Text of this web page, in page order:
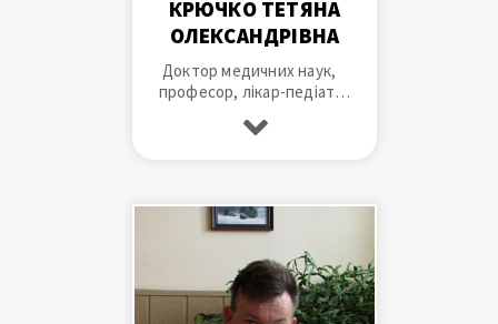
КРЮЧКО ТЕТЯНА
ОЛЕКСАНДРІВНА
Доктор медичних наук,
професор, лікар-педіат,
Завідувач кафедри
педіатрії №2